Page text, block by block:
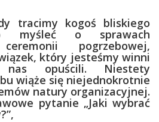
kogoś bliskiego
myśleć o sprawach
pogrzebowej,
który jesteśmy winni
opuścili. Niestety
wiąże się niejednokrotnie
natury organizacyjnej.
pytanie „Jaki wybrać